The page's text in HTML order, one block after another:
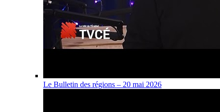
Le Bulletin des régions – 20 mai 2026